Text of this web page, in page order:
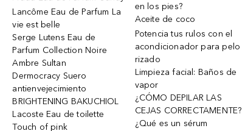
Lancôme Eau de Parfum La
vie est belle
Serge Lutens Eau de
Parfum Collection Noire
Ambre Sultan
Dermocracy Suero
antienvejecimiento
BRIGHTENING BAKUCHIOL
Lacoste Eau de toilette
Touch of pink
en los pies?
Aceite de coco
Potencia tus rulos con el
acondicionador para pelo
rizado
Limpieza facial: Baños de
vapor
¿CÓMO DEPILAR LAS
CEJAS CORRECTAMENTE?
¿Qué es un sérum